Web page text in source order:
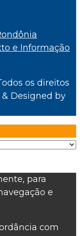
e Informação
os direitos
& Designed by
para
e
com